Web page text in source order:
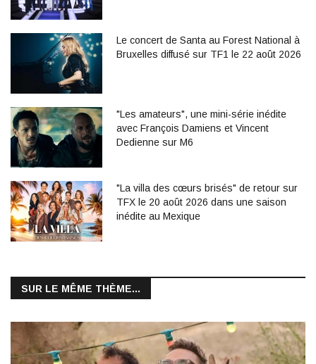
Le concert de Santa au Forest National à
Bruxelles diffusé sur TF1 le 22 août 2026
"Les amateurs", une mini-série inédite
avec François Damiens et Vincent
Dedienne sur M6
"La villa des cœurs brisés" de retour sur
TFX le 20 août 2026 dans une saison
inédite au Mexique
SUR LE MÊME THÈME...